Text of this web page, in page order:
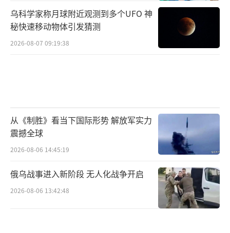
乌科学家称月球附近观测到多个UFO 神
秘快速移动物体引发猜测
2026-08-07 09:19:38
从《制胜》看当下国际形势 解放军实力
震撼全球
2026-08-06 14:45:19
俄乌战事进入新阶段 无人化战争开启
2026-08-06 13:42:48